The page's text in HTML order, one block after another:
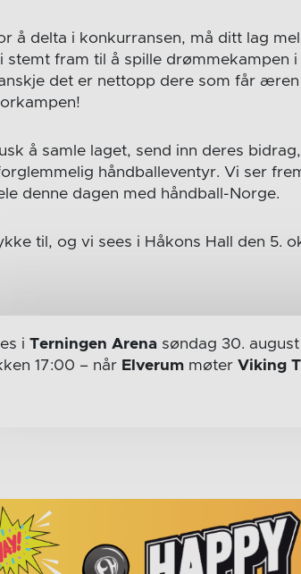
å delta i konkurransen, må ditt lag
stemt fram til å spille drømmekampen
det er nettopp dere som får
å samle laget, send inn deres
håndballeventyr. Vi ser
denne dagen med håndball-Norge.
til, og vi sees i Håkons Hall den 5.
i Terningen Arenasøndag 30. august
17:00 – når Elverummøter Viking